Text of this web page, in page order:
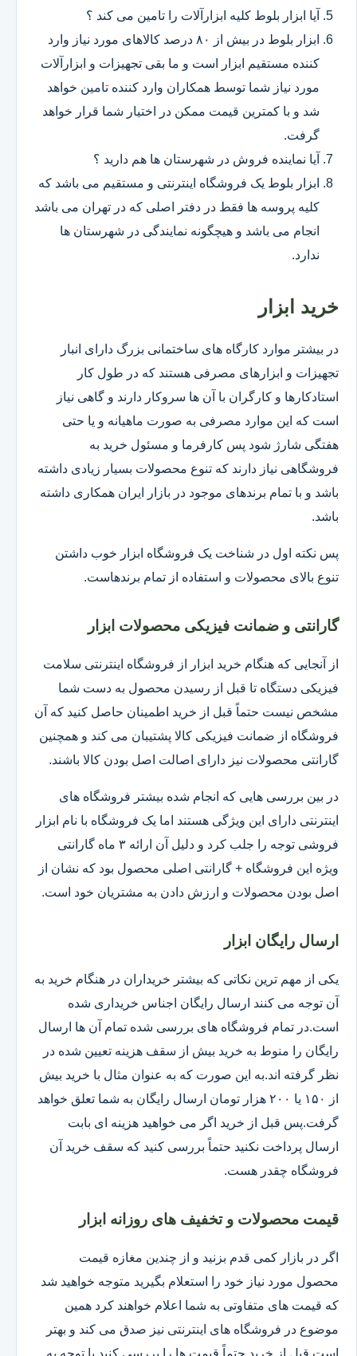
آیا ابزار بلوط کلیه ابزارآلات را تامین می کند ؟
ابزار بلوط در بیش از ۸۰ درصد کالاهای مورد نیاز وارد
کننده مستقیم ابزار است و ما بقی تجهیزات و ابزارآلات
مورد نیاز شما توسط همکاران وارد کننده تامین خواهد
شد و با کمترین قیمت ممکن در اختیار شما قرار خواهد
گرفت.
آیا نماینده فروش در شهرستان ها هم دارید ؟
ابزار بلوط یک فروشگاه اینترنتی و مستقیم می باشد که
کلیه پروسه ها فقط در دفتر اصلی که در تهران می باشد
انجام می باشد و هیچگونه نمایندگی در شهرستان ها
ندارد.
خرید ابزار
در بیشتر موارد کارگاه های ساختمانی بزرگ دارای انبار
تجهیزات و ابزارهای مصرفی هستند که در طول کار
استادکارها و کارگران با آن ها سروکار دارند و گاهی نیاز
است که این موارد مصرفی به صورت ماهیانه و یا حتی
هفتگی شارژ شود پس کارفرما و مسئول خرید به
فروشگاهی نیاز دارند که تنوع محصولات بسیار زیادی داشته
باشد و با تمام برندهای موجود در بازار ایران همکاری داشته
باشد.
پس نکته اول در شناخت یک فروشگاه ابزار خوب داشتن
تنوع بالای محصولات و استفاده از تمام برندهاست.
گارانتی و ضمانت فیزیکی محصولات ابزار
از آنجایی که هنگام خرید ابزار از فروشگاه اینترنتی سلامت
فیزیکی دستگاه تا قبل از رسیدن محصول به دست شما
مشخص نیست حتماً قبل از خرید اطمینان حاصل کنید که آن
فروشگاه از ضمانت فیزیکی کالا پشتیبان می کند و همچنین
گارانتی محصولات نیز دارای اصالت اصل بودن کالا باشند.
در بین بررسی هایی که انجام شده بیشتر فروشگاه های
اینترنتی دارای این ویژگی هستند اما یک فروشگاه با نام ابزار
فروشی توجه را جلب کرد و دلیل آن ارائه ۳ ماه گارانتی
ویژه این فروشگاه + گارانتی اصلی محصول بود که نشان از
اصل بودن محصولات و ارزش دادن به مشتریان خود است.
ارسال رایگان ابزار
یکی از مهم ترین نکاتی که بیشتر خریداران در هنگام خرید به
آن توجه می کنند ارسال رایگان اجناس خریداری شده
است.در تمام فروشگاه های بررسی شده تمام آن ها ارسال
رایگان را منوط به خرید بیش از سقف هزینه تعیین شده در
نظر گرفته اند.به این صورت که به عنوان مثال با خرید بیش
از ۱۵۰ یا ۲۰۰ هزار تومان ارسال رایگان به شما تعلق خواهد
گرفت.پس قبل از خرید اگر می خواهید هزینه ای بابت
ارسال پرداخت نکنید حتماً بررسی کنید که سقف خرید آن
فروشگاه چقدر هست.
قیمت محصولات و تخفیف های روزانه ابزار
اگر در بازار کمی قدم بزنید و از چندین مغازه قیمت
محصول مورد نیاز خود را استعلام بگیرید متوجه خواهید شد
که قیمت های متفاوتی به شما اعلام خواهند کرد همین
موضوع در فروشگاه های اینترنتی نیز صدق می کند و بهتر
است قبل از خرید حتماً قیمت ها را بررسی کنید.با توجه به